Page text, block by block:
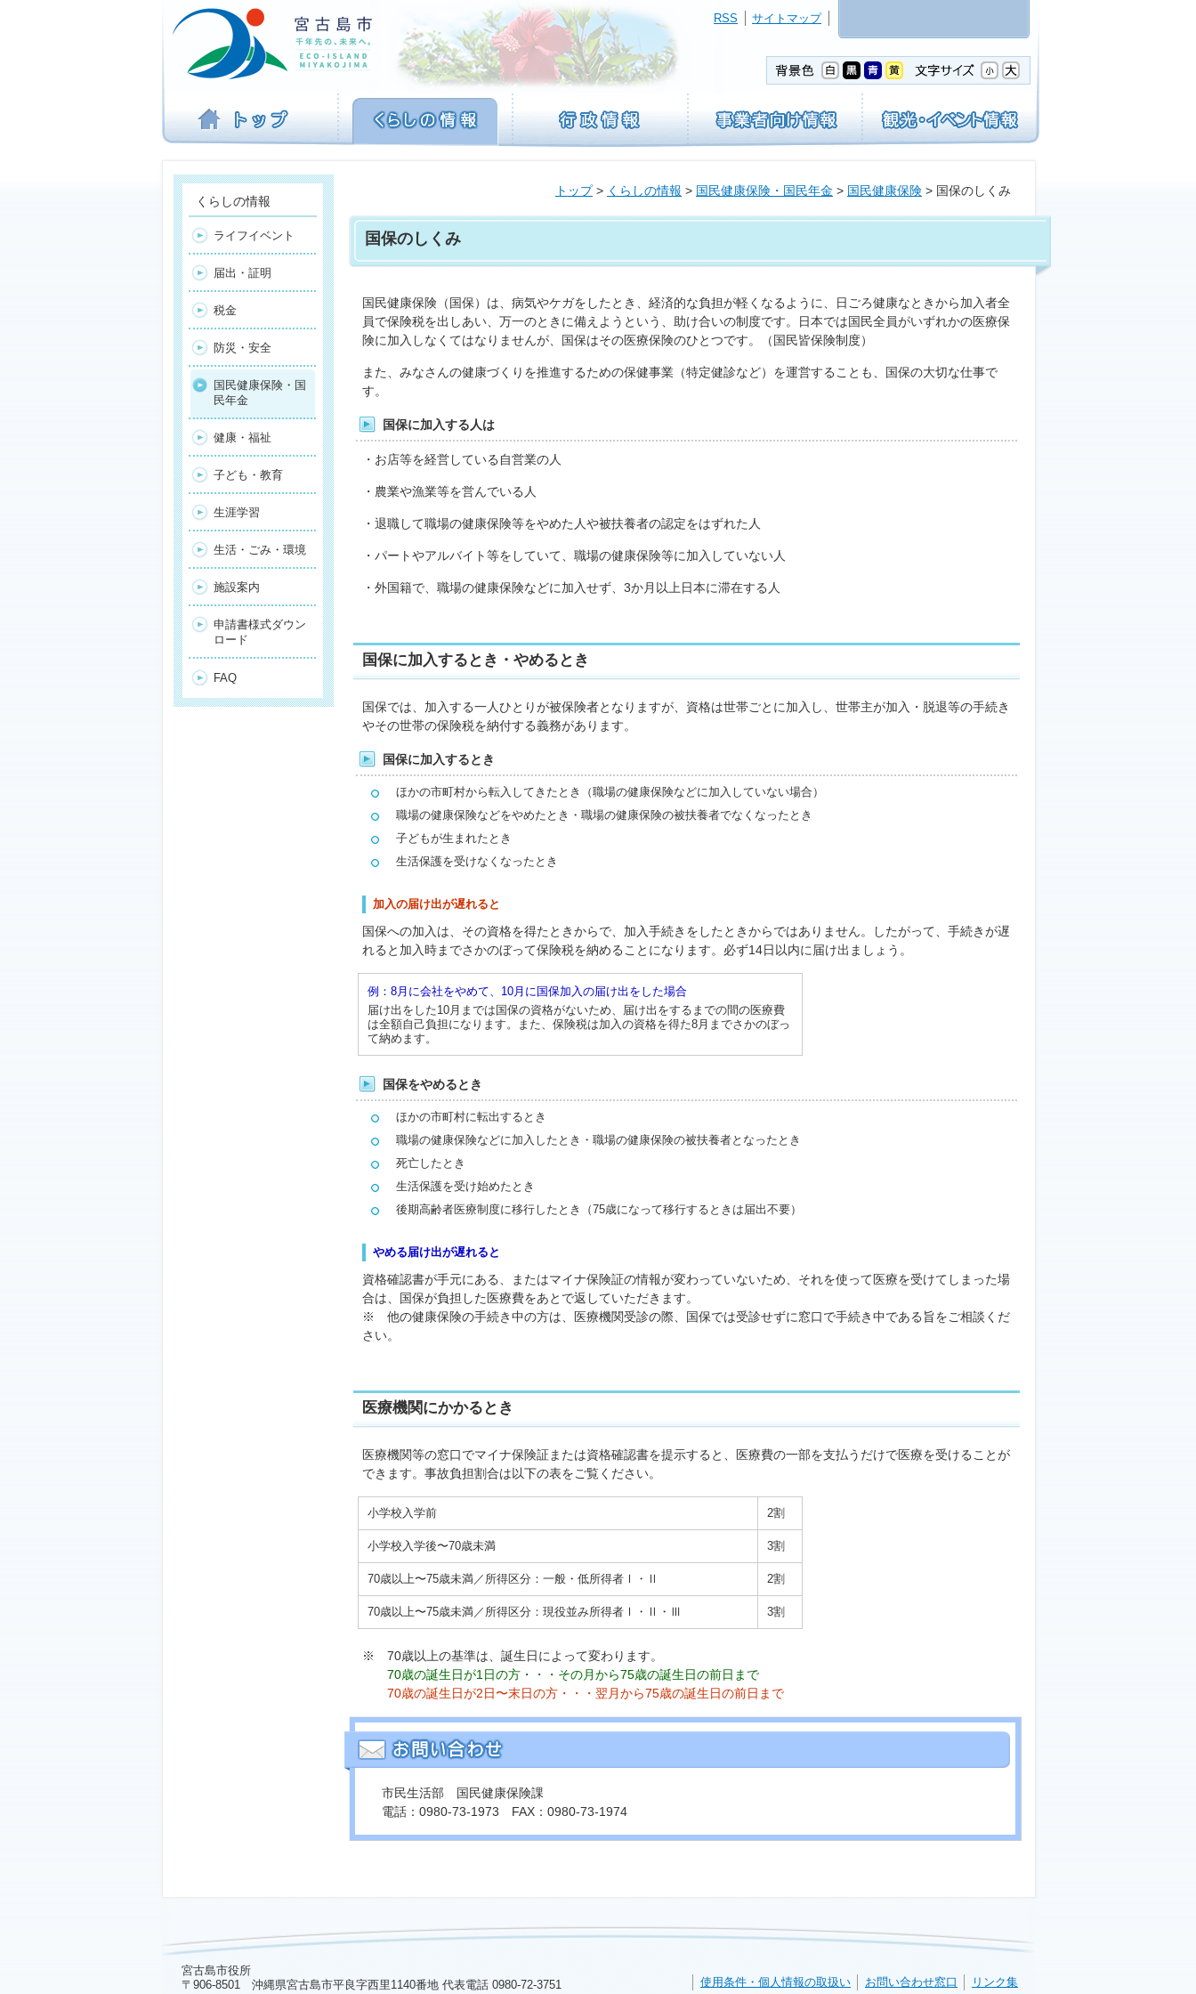
ビ
を
ば
す
サイトマップ
RSS
トップ> くらしの情報 > 国民健康保険・国民年金 > 国民健康保険 > 国保のしくみ
国保のしくみ
国民健康保険（国保）は、病気やケガをしたとき、経済的な負担が軽くなるように、日ごろ健康なときから加入者全
員で保険税を出しあい、万一のときに備えようという、助け合いの制度です。日本では国民全員がいずれかの医療保
険に加入しなくてはなりませんが、国保はその医療保険のひとつです。（国民皆保険制度）
また、みなさんの健康づくりを推進するための保健事業（特定健診など）を運営することも、国保の大切な仕事で
す。
国保に加入する人は
・お店等を経営している自営業の人
・農業や漁業等を営んでいる人
・退職して職場の健康保険等をやめた人や被扶養者の認定をはずれた人
・パートやアルバイト等をしていて、職場の健康保険等に加入していない人
・外国籍で、職場の健康保険などに加入せず、3か月以上日本に滞在する人
国保に加入するとき・やめるとき
国保では、加入する一人ひとりが被保険者となりますが、資格は世帯ごとに加入し、世帯主が加入・脱退等の手続き
やその世帯の保険税を納付する義務があります。
国保に加入するとき
ほかの市町村から転入してきたとき（職場の健康保険などに加入していない場合）
職場の健康保険などをやめたとき・職場の健康保険の被扶養者でなくなったとき
子どもが生まれたとき
生活保護を受けなくなったとき
加入の届け出が遅れると
国保への加入は、その資格を得たときからで、加入手続きをしたときからではありません。したがって、手続きが遅
れると加入時までさかのぼって保険税を納めることになります。必ず14日以内に届け出ましょう。
例：8月に会社をやめて、10月に国保加入の届け出をした場合
届け出をした10月までは国保の資格がないため、届け出をするまでの間の医療費
は全額自己負担になります。また、保険税は加入の資格を得た8月までさかのぼっ
て納めます。
国保をやめるとき
ほかの市町村に転出するとき
職場の健康保険などに加入したとき・職場の健康保険の被扶養者となったとき
死亡したとき
生活保護を受け始めたとき
後期高齢者医療制度に移行したとき（75歳になって移行するときは届出不要）
やめる届け出が遅れると
資格確認書が手元にある、またはマイナ保険証の情報が変わっていないため、それを使って医療を受けてしまった場
合は、国保が負担した医療費をあとで返していただきます。
※ 他の健康保険の手続き中の方は、医療機関受診の際、国保では受診せずに窓口で手続き中である旨をご相談くだ
さい。
医療機関にかかるとき
医療機関等の窓口でマイナ保険証または資格確認書を提示すると、医療費の一部を支払うだけで医療を受けることが
できます。事故負担割合は以下の表をご覧ください。
小学校入学前 2割
小学校入学後〜70歳未満 3割
70歳以上〜75歳未満／所得区分：一般・低所得者Ⅰ・Ⅱ 2割
70歳以上〜75歳未満／所得区分：現役並み所得者Ⅰ・Ⅱ・Ⅲ 3割
※ 70歳以上の基準は、誕生日によって変わります。
70歳の誕生日が1日の方・・・その月から75歳の誕生日の前日まで
70歳の誕生日が2日〜末日の方・・・翌月から75歳の誕生日の前日まで
市民生活部 国民健康保険課
電話：0980-73-1973 FAX：0980-73-1974
くらしの情報
ライフイベント
届出・証明
税金
防災・安全
国民健康保険・国
民年金
健康・福祉
子ども・教育
生涯学習
生活・ごみ・環境
施設案内
申請書様式ダウン
ロード
FAQ
宮古島市役所
〒906-8501 沖縄県宮古島市平良字西里1140番地 代表電話 0980-72-3751 使用条件・個人情報の取扱い お問い合わせ窓口 リンク集